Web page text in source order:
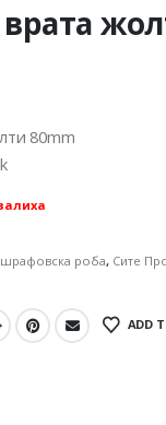
80mm
шрафовска роба, Сите
ADD